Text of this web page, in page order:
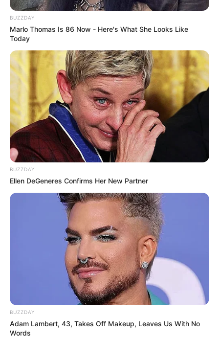
BUZZDAY
Marlo Thomas Is 86 Now - Here's What She Looks Like
Today
BUZZDAY
Ellen DeGeneres Confirms Her New Partner
BUZZDAY
Adam Lambert, 43, Takes Off Makeup, Leaves Us With No
Words